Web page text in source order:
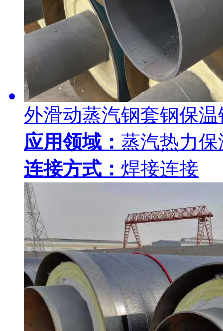
外滑动蒸汽钢套钢保温
应用领域： 蒸汽热力保
连接方式： 焊接连接